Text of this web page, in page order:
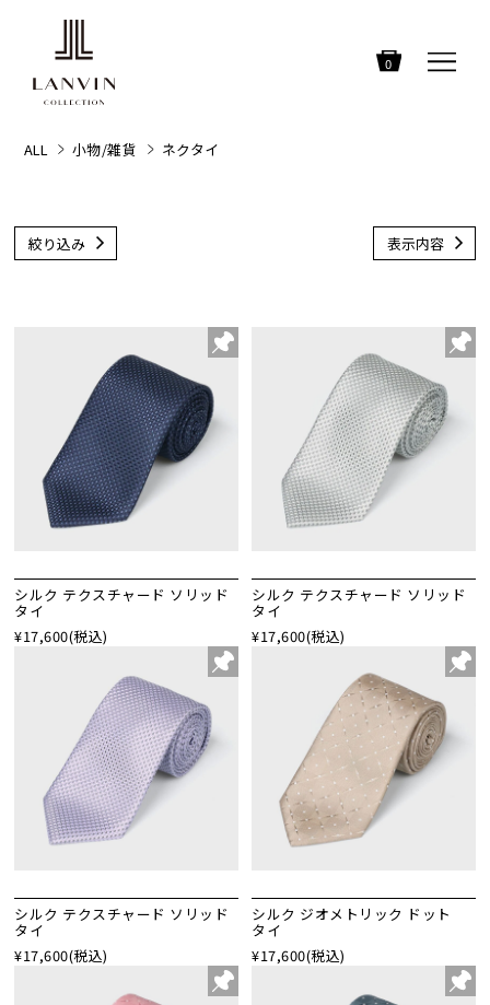
0
ALL 小物/雑貨 ネクタイ
絞り込み 表示内容
シルク テクスチャード ソリッド
タイ
¥17,600(税込)
シルク テクスチャード ソリッド
タイ
¥17,600(税込)
シルク テクスチャード ソリッド
タイ
¥17,600(税込)
シルク ジオメトリック ドット
タイ
¥17,600(税込)